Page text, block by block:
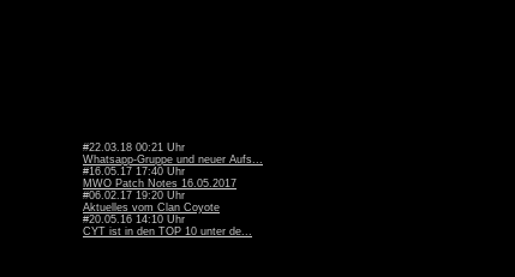
#22.03.18 00:21 Uhr
Whatsapp-Gruppe und neuer Aufs...
#16.05.17 17:40 Uhr
MWO Patch Notes 16.05.2017
#06.02.17 19:20 Uhr
Aktuelles vom Clan Coyote
#20.05.16 14:10 Uhr
CYT ist in den TOP 10 unter de...